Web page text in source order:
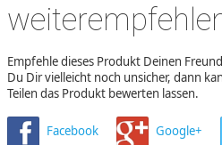
Empfehle dieses Produkt Deinen
Du Dir vielleicht noch unsicher, dann
Teilen das Produkt bewerten lassen.
Facebook Google+